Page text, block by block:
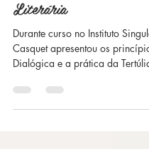
Literária
Durante curso no Instituto
Casquet apresentou os
Dialógica e a prática da